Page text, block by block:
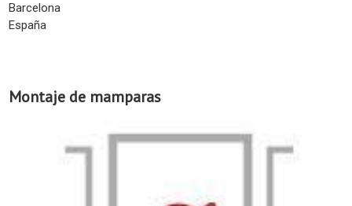
Barcelona
España
Montaje de mamparas